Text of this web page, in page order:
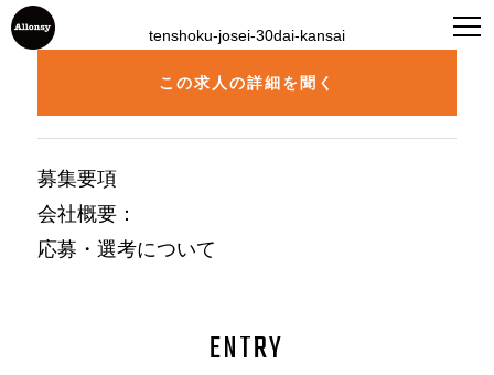
tenshoku-josei-30dai-kansai
この求人の詳細を聞く
募集要項
会社概要：
応募・選考について
ENTRY